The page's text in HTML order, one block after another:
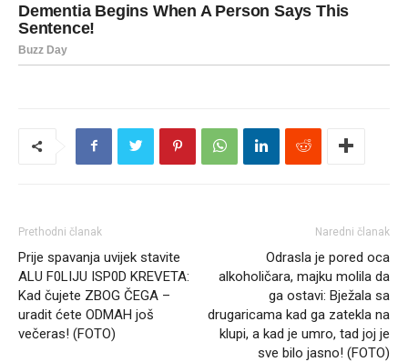
Prethodni članak
Prije spavanja uvijek stavite
ALU F0LIJU ISP0D KREVETA:
Kad čujete ZBOG ČEGA –
uradit ćete ODMAH još
večeras! (FOTO)
Naredni članak
Odrasla je pored oca
alkoholičara, majku molila da
ga ostavi: Bježala sa
drugaricama kad ga zatekla na
klupi, a kad je umro, tad joj je
sve bilo jasno! (FOTO)